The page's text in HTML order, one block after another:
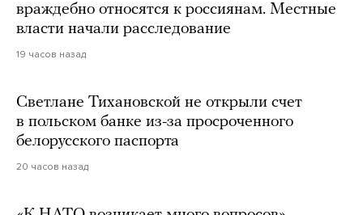
враждебно относятся к россиянам. Местные
власти начали расследование
19 часов назад
Светлане Тихановской не открыли счет
в польском банке из-за просроченного
белорусского паспорта
20 часов назад